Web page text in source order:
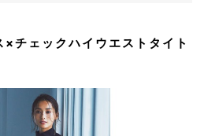
×チェックハイウエストタイト